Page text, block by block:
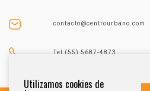
contacto@centrourbano.com
Tel (55) 5687-4873
Utilizamos cookies de